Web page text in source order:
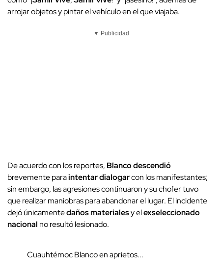
arrojar objetos y pintar el vehículo en el que viajaba.
▼ Publicidad
De acuerdo con los reportes, Blanco descendió
brevemente paraintentar dialogarcon los manifestantes;
sin embargo, las agresiones continuaron y su chofer tuvo
que realizar maniobras para abandonar el lugar. El incidente
dejó únicamentedaños materialesy elexseleccionado
nacional no resultó lesionado.
Cuauhtémoc Blanco en aprietos...